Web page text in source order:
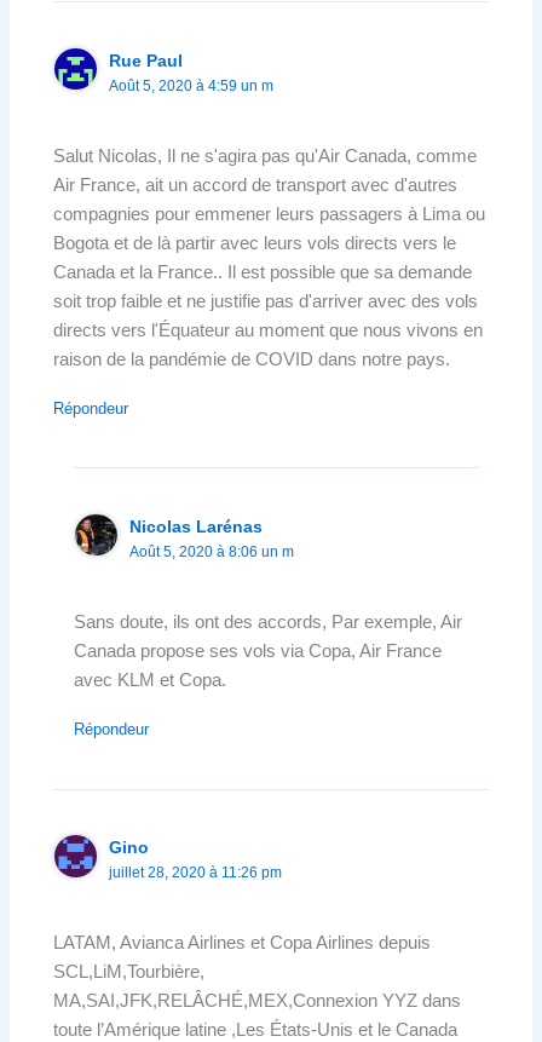
Rue Paul
Août 5, 2020 à 4:59 un m
Salut Nicolas, Il ne s'agira pas qu'Air Canada, comme
Air France, ait un accord de transport avec d'autres
compagnies pour emmener leurs passagers à Lima ou
Bogota et de là partir avec leurs vols directs vers le
Canada et la France.. Il est possible que sa demande
soit trop faible et ne justifie pas d'arriver avec des vols
directs vers l'Équateur au moment que nous vivons en
raison de la pandémie de COVID dans notre pays.
Répondeur
Nicolas Larénas
Août 5, 2020 à 8:06 un m
Sans doute, ils ont des accords, Par exemple, Air
Canada propose ses vols via Copa, Air France
avec KLM et Copa.
Répondeur
Gino
juillet 28, 2020 à 11:26 pm
LATAM, Avianca Airlines et Copa Airlines depuis
SCL,LiM,Tourbière,
MA,SAI,JFK,RELÂCHÉ,MEX,Connexion YYZ dans
toute l’Amérique latine ,Les États-Unis et le Canada